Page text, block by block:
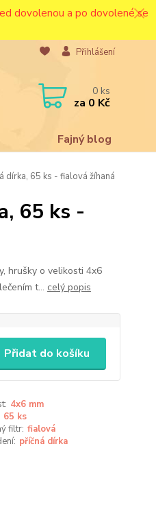
dovolenou a po dovolené se
Fajný blog
Přihlášení
0 ks
za 0 Kč
dírka, 65 ks - fialová žíhaná
65 ks -
hrušky o velikosti 4x6
t... celý popis
Přidat do košíku
4x6 mm
65 ks
filtr: fialová
příčná dírka